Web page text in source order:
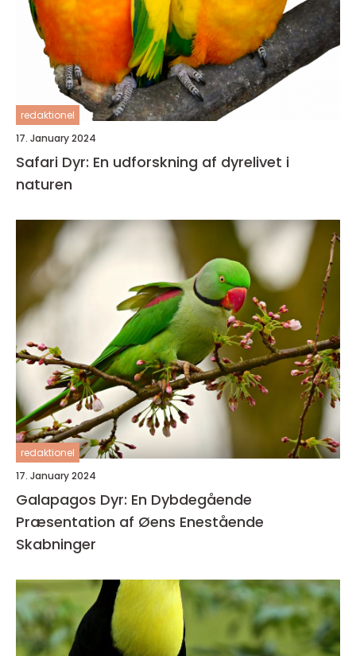
redaktionel
17. January 2024
Safari Dyr: En udforskning af dyrelivet i
naturen
redaktionel
17. January 2024
Galapagos Dyr: En Dybdegående
Præsentation af Øens Enestående
Skabninger